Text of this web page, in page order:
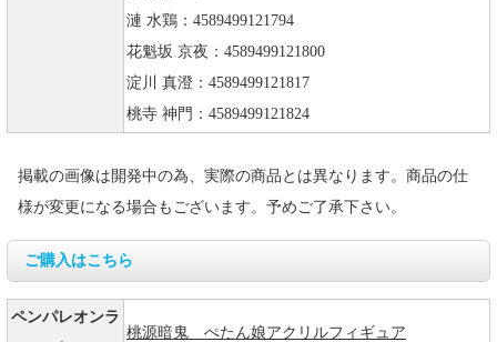
漣 水鶏：4589499121794
花魁坂 京夜：4589499121800
淀川 真澄：4589499121817
桃寺 神門：4589499121824
掲載の画像は開発中の為、実際の商品とは異なります。商品の仕
様が変更になる場合もございます。予めご了承下さい。
ご購入はこちら
ペンパレオンラ
桃源暗鬼 ぺたん娘アクリルフィギュア